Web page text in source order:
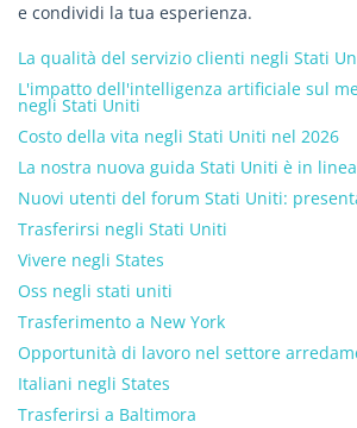
e condividi la tua esperienza.
La qualità del servizio clienti negli Stati
L'impatto dell'intelligenza artificiale sul
negli Stati Uniti
Costo della vita negli Stati Uniti nel 2026
La nostra nuova guida Stati Uniti è in
Nuovi utenti del forum Stati Uniti:
Trasferirsi negli Stati Uniti
Vivere negli States
Oss negli stati uniti
Trasferimento a New York
Opportunità di lavoro nel settore
Italiani negli States
Trasferirsi a Baltimora